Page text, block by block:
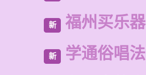
新 福州买乐
新 学通俗唱